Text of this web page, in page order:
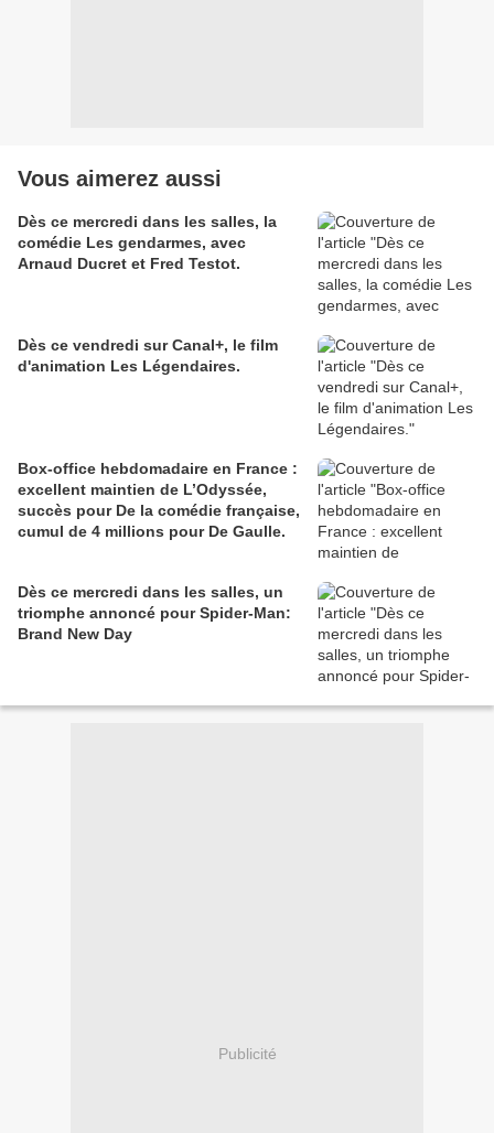
Vous aimerez aussi
Dès ce mercredi dans les salles, la
comédie Les gendarmes, avec
Arnaud Ducret et Fred Testot.
Dès ce vendredi sur Canal+, le film
d'animation Les Légendaires.
Box-office hebdomadaire en France :
excellent maintien de L’Odyssée,
succès pour De la comédie française,
cumul de 4 millions pour De Gaulle.
Dès ce mercredi dans les salles, un
triomphe annoncé pour Spider-Man:
Brand New Day
Publicité